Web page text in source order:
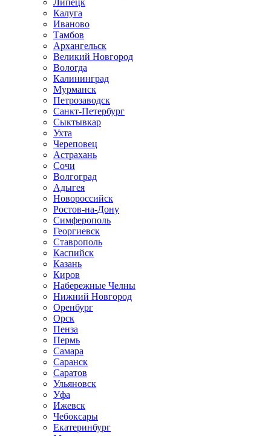
Калуга
Иваново
Тамбов
Архангельск
Великий Новгород
Вологда
Калининград
Мурманск
Петрозаводск
Санкт-Петербург
Сыктывкар
Ухта
Череповец
Астрахань
Сочи
Волгоград
Адыгея
Новороссийск
Ростов-на-Дону
Симферополь
Георгиевск
Ставрополь
Каспийск
Казань
Киров
Набережные Челны
Нижний Новгород
Оренбург
Орск
Пенза
Пермь
Самара
Саранск
Саратов
Ульяновск
Уфа
Ижевск
Чебоксары
Екатеринбург